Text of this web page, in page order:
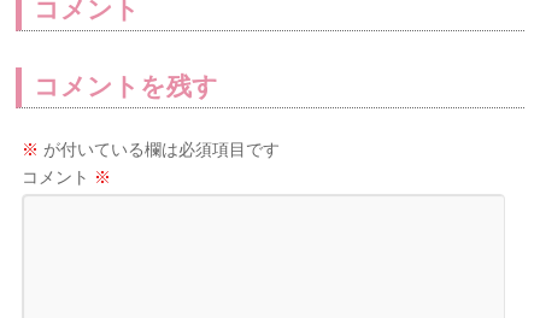
コメント
コメントを残す
※ が付いている欄は必須項目です
コメント ※